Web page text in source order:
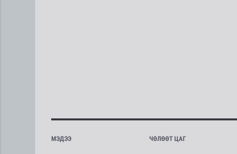
МЭДЭЭ ЧӨЛӨӨТ ЦАГ